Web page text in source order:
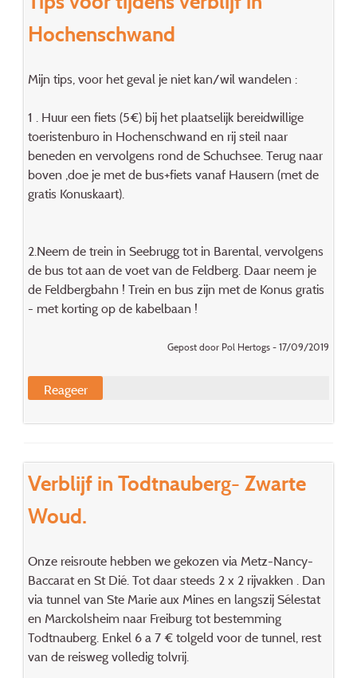
Hochenschwand
Mijn tips, voor het geval je niet kan/wil wandelen :
1 . Huur een fiets (5€) bij het plaatselijk bereidwillige
toeristenburo in Hochenschwand en rij steil naar
beneden en vervolgens rond de Schuchsee. Terug naar
boven ,doe je met de bus+fiets vanaf Hausern (met de
gratis Konuskaart).
2.Neem de trein in Seebrugg tot in Barental, vervolgens
de bus tot aan de voet van de Feldberg. Daar neem je
de Feldbergbahn ! Trein en bus zijn met de Konus gratis
- met korting op de kabelbaan !
Gepost door Pol Hertogs - 17/09/2019
Reageer
Verblijf in Todtnauberg- Zwarte
Woud.
Onze reisroute hebben we gekozen via Metz-Nancy-
Baccarat en St Dié. Tot daar steeds 2 x 2 rijvakken . Dan
via tunnel van Ste Marie aux Mines en langszij Sélestat
en Marckolsheim naar Freiburg tot bestemming
Todtnauberg. Enkel 6 a 7 € tolgeld voor de tunnel, rest
van de reisweg volledig tolvrij.